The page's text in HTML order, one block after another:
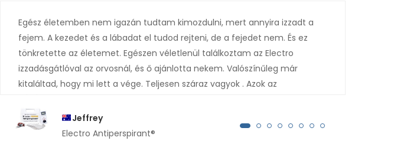
Egész életemben nem igazán tudtam kimozdulni, mert annyira izzadt a
fejem. A kezedet és a lábadat el tudod rejteni, de a fejedet nem. És ez
tönkretette az életemet. Egészen véletlenül találkoztam az Electro
izzadásgátlóval az orvosnál, és ő ajánlotta nekem. Valószínűleg már
kitaláltad, hogy mi lett a vége. Teljesen száraz vagyok . Azok az
eltűntek. Köszönöm szépen.
Jeffrey
Electro Antiperspirant®